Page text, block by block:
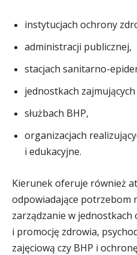
instytucjach ochrony
administracji publicznej,
stacjach sanitarno-
jednostkach
służbach BHP,
organizacjach
i edukacyjne.
Kierunek oferuje również
odpowiadające potrzebom
zarządzanie w
i promocję zdrowia,
zajęciową czy BHP i